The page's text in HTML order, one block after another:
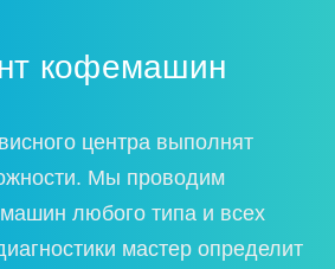
кофемашин
центра выполнят
Мы проводим
любого типа и всех
мастер определит